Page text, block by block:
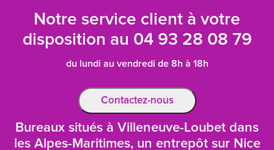
Notre service client à votre
disposition au 04 93 28 08 79
du lundi au vendredi de 8h à 18h
Contactez-nous
Bureaux situés à Villeneuve-Loubet dans
les Alpes-Maritimes, un entrepôt sur Nice